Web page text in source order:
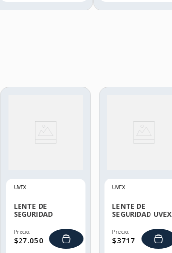
UVEX
LENTE DE
SEGURIDAD
LIVEWIRE
Precio:
$27.050
UVEX
LENTE DE
SEGURIDAD UVEX
Precio:
$3717